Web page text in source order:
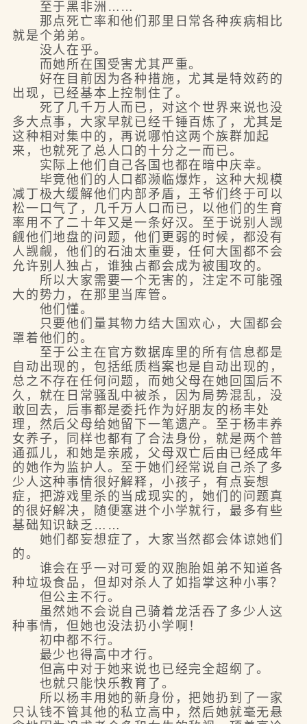
至于黑非洲……
那点死亡率和他们那里日常各种疾病相比
就是个弟弟。
没人在乎。
而她所在国受害尤其严重。
好在目前因为各种措施，尤其是特效药的
出现，已经基本上控制住了。
死了几千万人而已，对这个世界来说也没
多大点事，大家早就已经千锤百炼了，尤其是
这种相对集中的，再说哪怕这两个族群加起
来，也就死了总人口的十分之一而已。
实际上他们自己各国也都在暗中庆幸。
毕竟他们的人口都濒临爆炸，这种大规模
减丁极大缓解他们内部矛盾，王爷们终于可以
松一口气了，几千万人口而已，以他们的生育
率用不了二十年又是一条好汉。至于说别人觊
觎他们地盘的问题，他们更弱的时候，都没有
人觊觎，他们的石油太重要，任何大国都不会
允许别人独占，谁独占都会成为被围攻的。
所以大家需要一个无害的，注定不可能强
大的势力，在那里当库管。
他们懂。
只要他们量其物力结大国欢心，大国都会
罩着他们的。
至于公主在官方数据库里的所有信息都是
自动出现的，包括纸质档案也是自动出现的，
总之不存在任何问题，而她父母在她回国后不
久，就在日常骚乱中被杀，因为局势混乱，没
敢回去，后事都是委托作为好朋友的杨丰处
理，然后父母给她留下一笔遗产。至于杨丰养
女养子，同样也都有了合法身份，就是两个普
通孤儿，和她是亲戚，父母双亡后由已经成年
的她作为监护人。至于她们经常说自己杀了多
少人这种事情很好解释，小孩子，有点妄想
症，把游戏里杀的当成现实的，她们的问题真
的很好解决，随便塞进个小学就行，最多有些
基础知识缺乏……
她们都妄想症了，大家当然都会体谅她们
的。
谁会在乎一对可爱的双胞胎姐弟不知道各
种垃圾食品，但却对杀人了如指掌这种小事？
但公主不行。
虽然她不会说自己骑着龙活吞了多少人这
种事情，但她也没法扔小学啊！
初中都不行。
最少也得高中才行。
但高中对于她来说也已经完全超纲了。
也就只能快乐教育了。
所以杨丰用她的新身份，把她扔到了一家
只认钱不管其他的私立高中，然后她就毫无悬